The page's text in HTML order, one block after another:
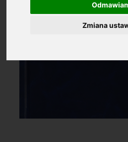
Zmiana